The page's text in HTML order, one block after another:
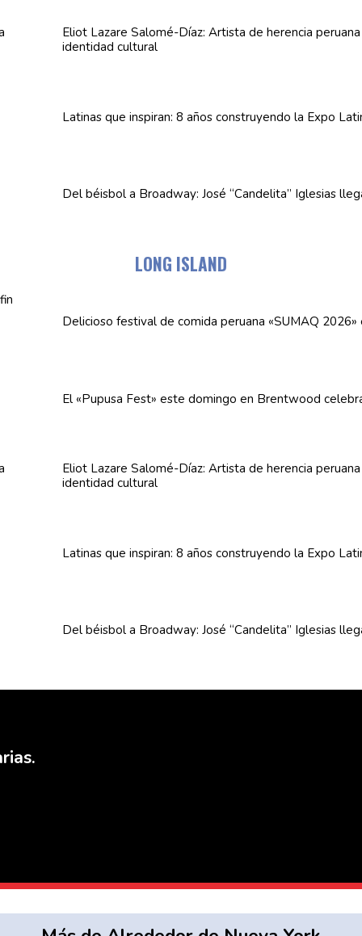
Eliot Lazare Salomé-Díaz: Artista de herencia
identidad cultural
Latinas que inspiran: 8 años construyendo la Expo
Del béisbol a Broadway: José “Candelita” Iglesias
LONG ISLAND
Delicioso festival de comida peruana «SUMAQ
El «Pupusa Fest» este domingo en Brentwood
Eliot Lazare Salomé-Díaz: Artista de herencia
identidad cultural
Latinas que inspiran: 8 años construyendo la Expo
Del béisbol a Broadway: José “Candelita” Iglesias